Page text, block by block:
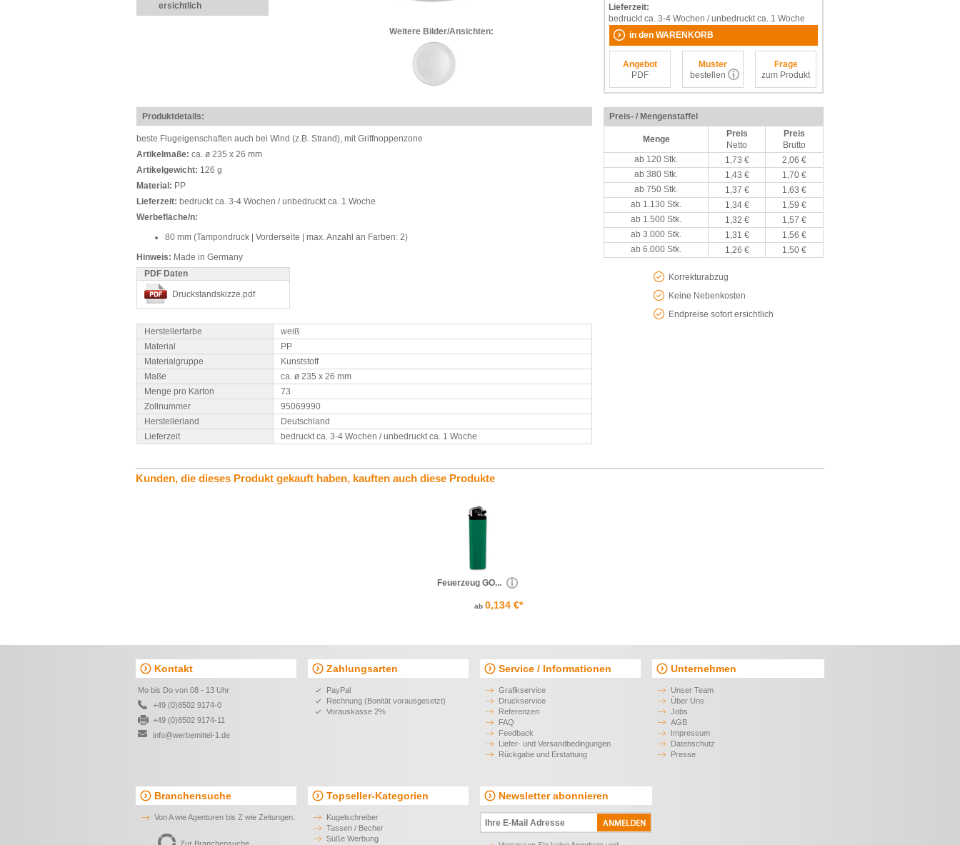
ersichtlich
Weitere Bilder/Ansichten:
Lieferzeit:
bedruckt ca. 3-4 Wochen / unbedruckt ca. 1 Woche
in den WARENKORB
Angebot
PDF
Muster
bestellen
Frage
zum Produkt
Produktdetails:
beste Flugeigenschaften auch bei Wind (z.B. Strand), mit Griffnoppenzone
Artikelmaße: ca. ø 235 x 26 mm
Artikelgewicht: 126 g
Material: PP
Lieferzeit: bedruckt ca. 3-4 Wochen / unbedruckt ca. 1 Woche
Werbefläche/n:
80 mm (Tampondruck | Vorderseite | max. Anzahl an Farben: 2)
Hinweis: Made in Germany
PDF Daten
Druckstandskizze.pdf
Herstellerfarbe
weiß
Material
PP
Materialgruppe
Kunststoff
Maße
ca. ø 235 x 26 mm
Menge pro Karton
73
Zollnummer
95069990
Herstellerland
Deutschland
Lieferzeit
bedruckt ca. 3-4 Wochen / unbedruckt ca. 1 Woche
Preis- / Mengenstaffel
Menge
Preis
Netto
Preis
Brutto
ab 120 Stk.
1,73 €
2,06 €
ab 380 Stk.
1,43 €
1,70 €
ab 750 Stk.
1,37 €
1,63 €
ab 1.130 Stk.
1,34 €
1,59 €
ab 1.500 Stk.
1,32 €
1,57 €
ab 3.000 Stk.
1,31 €
1,56 €
ab 6.000 Stk.
1,26 € 1,50 €
Korrekturabzug
Keine Nebenkosten
Endpreise sofort ersichtlich
Kunden, die dieses Produkt gekauft haben, kauften auch diese Produkte
Feuerzeug GO...
ab 0,134 €*
Kontakt
Mo bis Do von 08 - 13 Uhr
+49 (0)8502 9174-0
+49 (0)8502 9174-11
info@werbemittel-1.de
Zahlungsarten
PayPal
Rechnung (Bonität vorausgesetzt)
Vorauskasse 2%
Service / Informationen
Grafikservice
Druckservice
Referenzen
FAQ
Feedback
Liefer- und Versandbedingungen
Rückgabe und Erstattung
Unternehmen
Unser Team
Über Uns
Jobs
AGB
Impressum
Datenschutz
Presse
Branchensuche
Von A wie Agenturen bis Z wie Zeitungen.
Topseller-Kategorien
Kugelschreiber
Tassen / Becher
Süße Werbung
Newsletter abonnieren